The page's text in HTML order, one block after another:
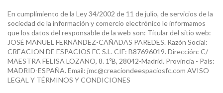
En cumplimiento de la Ley 34/2002 de 11 de julio, de servicios de la
sociedad de la información y comercio electrónico le informamos
que los datos del responsable de la web son: Titular del sitio web:
JOSÉ MANUEL FERNÁNDEZ-CAÑADAS PAREDES. Razón Social:
CREACION DE ESPACIOS FC S.L. CIF: B87696019. Dirección: C/
MAESTRA FELISA LOZANO, 8. 1ºB, 28042-Madrid. Provincia - País:
MADRID-ESPAÑA. Email: jmc@creaciondeespaciosfc.com AVISO
LEGAL Y TÉRMINOS Y CONDICIONES